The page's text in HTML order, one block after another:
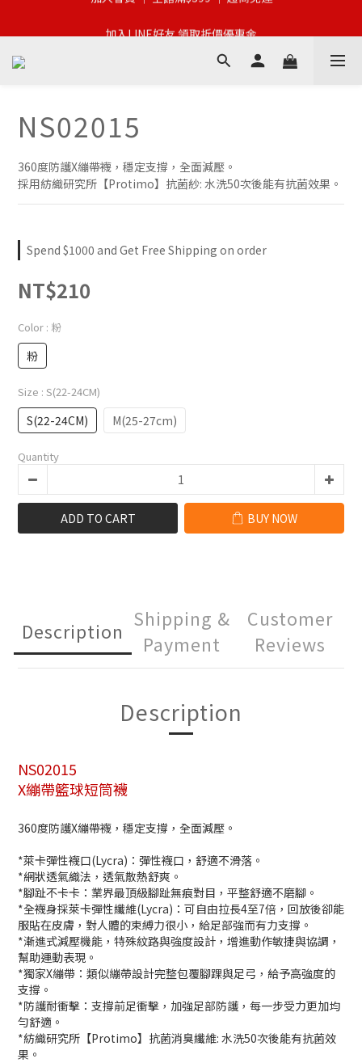
加入LINE好友 領取折價優惠金
加入會員 │ 現折$100 │ 會員限定
NS02015
360度防護X繃帶襪，穩定支撐，全面減壓。
採用紡織研究所【Protimo】抗菌紗: 水洗50次後能有抗菌效果。
Spend $1000 and Get Free Shipping on order
NT$210
Color : 粉
粉
Size : S(22-24CM)
S(22-24CM) M(25-27cm)
Quantity
ADD TO CART BUY NOW
Description
Shipping &
Payment
Customer
Reviews
Description
NS02015
X繃帶籃球短筒襪
360度防護X繃帶襪，穩定支撐，全面減壓。
*萊卡彈性襪口(Lycra)：彈性襪口，舒適不滑落。
*網狀透氣織法，透氣散熱舒爽。
*腳趾不卡卡：業界最頂級腳趾無痕對目，平整舒適不磨腳。
*全襪身採萊卡彈性纖維(Lycra)：可自由拉長4至7倍，回放後卻能
服貼在皮膚，對人體的束縛力很小，給足部強而有力支撐。
*漸進式減壓機能，特殊紋路與強度設計，增進動作敏捷與協調，
幫助運動表現。
*獨家X繃帶：類似繃帶設計完整包覆腳踝與足弓，給予高強度的
支撐。
*防護耐衝擊：支撐前足衝擊，加強足部防護，每一步受力更加均
勻舒適。
*紡織研究所【Protimo】抗菌消臭纖維: 水洗50次後能有抗菌效
果。